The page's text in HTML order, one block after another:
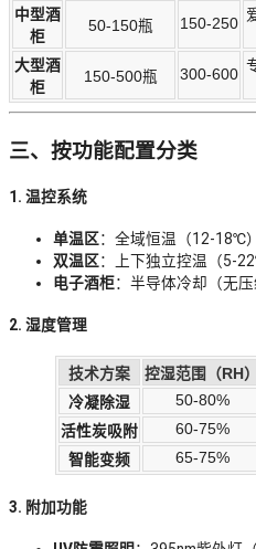
中型酒
柜
50-150瓶 150-250
大型酒
柜
150-500瓶 300-600
三、按功能配置分类
1. 温控系统
单温区：全域恒温（12-18℃
双温区：上下独立控温（5-
电子酒柜：半导体冷却（无
2. 湿度管理
技术方案 控湿范围（RH）
冷凝除湿
50-80%
活性炭吸附
60-75%
智能变频
65-75%
3. 附加功能